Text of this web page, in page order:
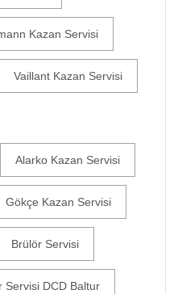
Kazan Servisi
Vaillant Kazan Servisi
Alarko Kazan Servisi
Gökçe Kazan Servisi
Brülör Servisi
Servisi DCD Baltur